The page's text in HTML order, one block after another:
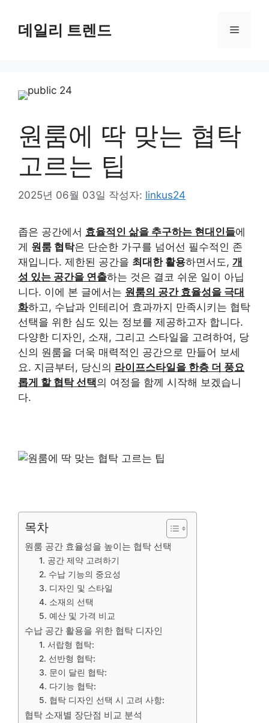
데일리 트렌드 메
원룸에 딱 맞는 협탁
고르는 팁
2025년 06월 03일 작성자: linkus24
좁은 공간에서 효율적인 삶을 추구하는 현대인들에
게 원룸 협탁은 단순한 가구를 넘어선 필수적인 존
재입니다. 제한된 공간을 최대한 활용하면서도, 개
성 있는 공간을 연출하는 것은 결코 쉬운 일이 아닙
니다. 이에 본 글에서는 원룸의 공간 효율성을 극대
화하고, 수납과 인테리어 효과까지 만족시키는 협탁
선택을 위한 심도 있는 정보를 제공하고자 합니다.
다양한 디자인, 소재, 그리고 스타일을 고려하여, 당
신의 원룸을 더욱 매력적인 공간으로 만들어 보세
요. 지금부터, 당신의 라이프스타일을 한층 더 풍요
롭게 할 협탁 선택의 여정을 함께 시작해 보겠습니
다.
목차
원룸 공간 효율성을 높이는 협탁 선택
1. 공간 제약 고려하기
2. 수납 기능의 중요성
3. 디자인 및 스타일
4. 소재의 선택
5. 예산 및 가격 비교
수납 공간 활용을 위한 협탁 디자인
1. 서랍형 협탁:
2. 선반형 협탁:
3. 문이 달린 협탁:
4. 다기능 협탁:
5. 협탁 디자인 선택 시 고려 사항:
협탁 소재별 장단점 비교 분석